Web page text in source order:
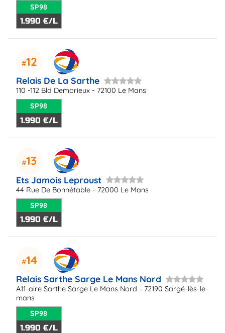
SP98
1.990 €/L
12
Relais De La Sarthe
110 -112 Bld Demorieux - 72100 Le Mans
SP98
1.990 €/L
13
Ets Jamois Leproust
44 Rue De Bonnétable - 72000 Le Mans
SP98
1.990 €/L
14
Relais Sarthe Sarge Le Mans Nord
A11-aire Sarthe Sarge Le Mans Nord - 72190 Sargé-lès-le-
mans
SP98
1.990 €/L